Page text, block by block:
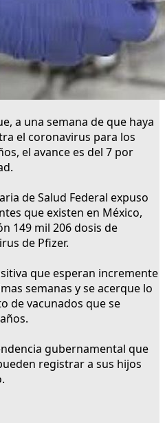
a una semana de que haya
el coronavirus para los
el avance es del 7 por
de Salud Federal expuso
que existen en México,
149 mil 206 dosis de
de Pfizer.
que esperan incremente
semanas y se acerque lo
de vacunados que se
gubernamental que
registrar a sus hijos